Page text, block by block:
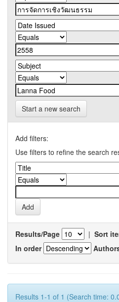
Start a new search
Add filters:
Use filters to refine the search
Results/Page | Sort
In order
Results 1-1 of 1 (Search time: